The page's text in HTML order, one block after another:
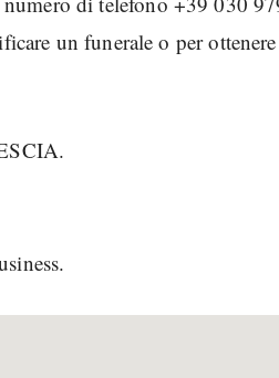
un funerale o per